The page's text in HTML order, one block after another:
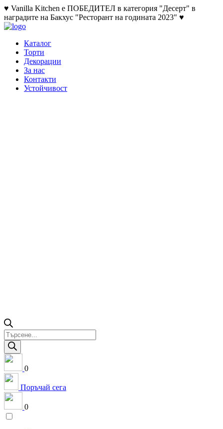
♥ Vanilla Kitchen е ПОБЕДИТЕЛ в категория "Десерт" в
наградите на Бакхус "Ресторант на годината 2023" ♥
Каталог
Торти
Декорации
За нас
Контакти
Устойчивост
Products
search
0
Поръчай сега
0